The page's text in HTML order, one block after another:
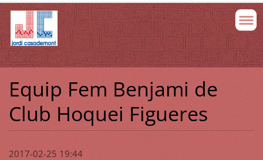
Equip Fem Benjami de
Club Hoquei Figueres
2017-02-25 19:44